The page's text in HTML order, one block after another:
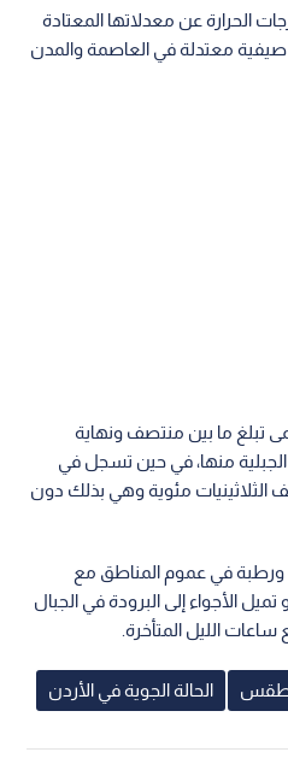
الحرارة عن معدلاتها المعتادة
صيفية معتدلة في العاصمة والمدن
تبلغ ما بين منتصف ونهاية
منها، في حين تسجل في
الثلاثينيات مئوية وهي بذلك دون
ورطبة في عموم المناطق مع
الأجواء إلى البرودة في الجبال
الليل المتأخرة.
الحالة الجوية في الأردن